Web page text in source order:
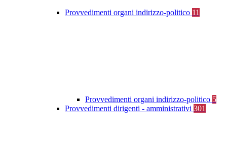
Provvedimenti organi indirizzo-politico 11
Provvedimenti organi indirizzo-politico 5
Provvedimenti dirigenti - amministrativi 301